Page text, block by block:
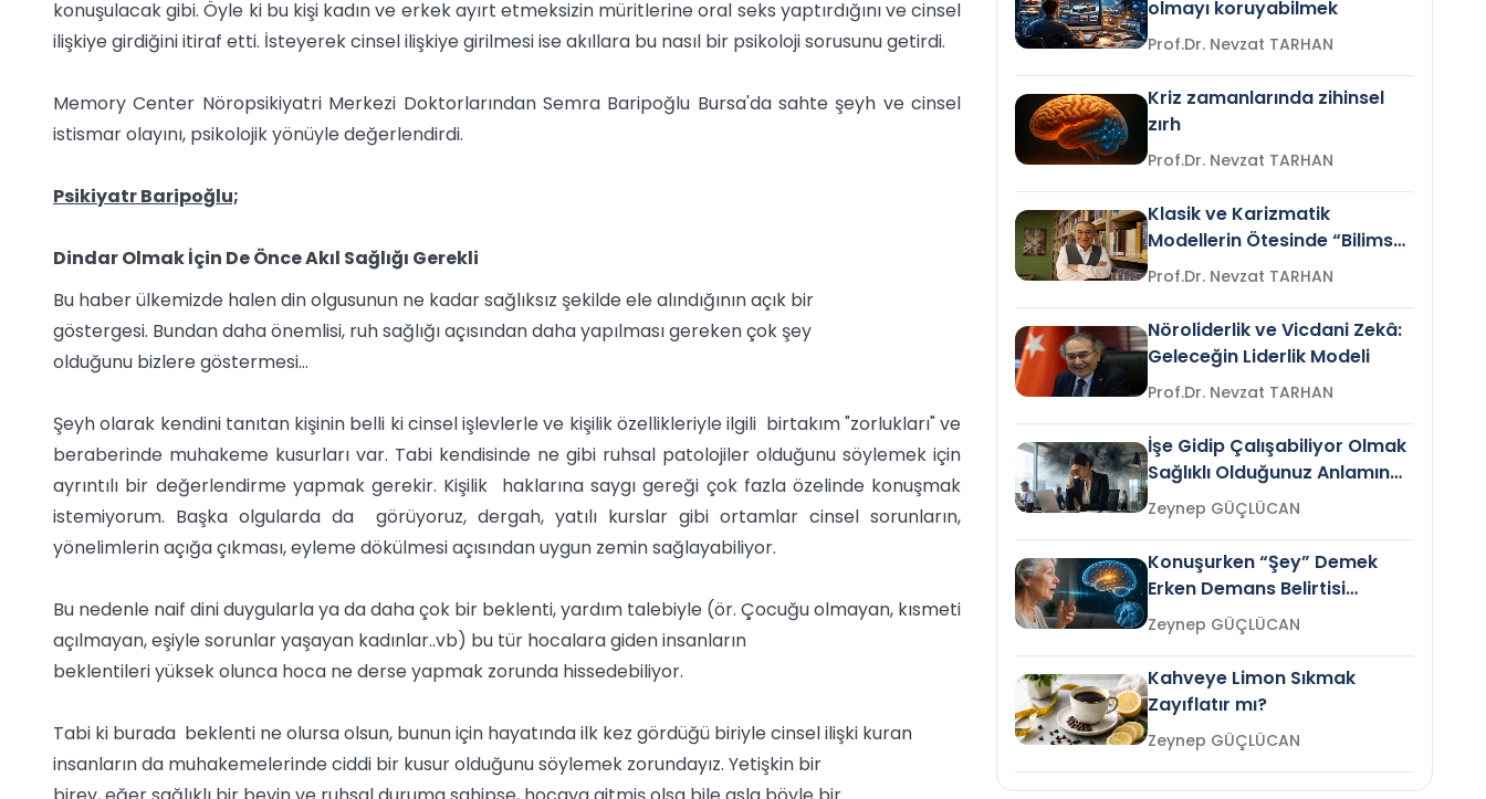
konuşulacak gibi. Öyle ki bu kişi kadın ve erkek ayırt etmeksizin müritlerine oral seks yaptırdığını ve cinsel
ilişkiye girdiğini itiraf etti. İsteyerek cinsel ilişkiye girilmesi ise akıllara bu nasıl bir psikoloji sorusunu getirdi.
Memory Center Nöropsikiyatri Merkezi Doktorlarından Semra Baripoğlu Bursa'da sahte şeyh ve cinsel
istismar olayını, psikolojik yönüyle değerlendirdi.
Psikiyatr Baripoğlu;
Dindar Olmak İçin De Önce Akıl Sağlığı Gerekli
Bu haber ülkemizde halen din olgusunun ne kadar sağlıksız şekilde ele alındığının açık bir
göstergesi. Bundan daha önemlisi, ruh sağlığı açısından daha yapılması gereken çok şey
olduğunu bizlere göstermesi…
Şeyh olarak kendini tanıtan kişinin belli ki cinsel işlevlerle ve kişilik özellikleriyle ilgili birtakım "zorlukları" ve
beraberinde muhakeme kusurları var. Tabi kendisinde ne gibi ruhsal patolojiler olduğunu söylemek için
ayrıntılı bir değerlendirme yapmak gerekir. Kişilik haklarına saygı gereği çok fazla özelinde konuşmak
istemiyorum. Başka olgularda da görüyoruz, dergah, yatılı kurslar gibi ortamlar cinsel sorunların,
yönelimlerin açığa çıkması, eyleme dökülmesi açısından uygun zemin sağlayabiliyor.
Bu nedenle naif dini duygularla ya da daha çok bir beklenti, yardım talebiyle (ör. Çocuğu olmayan, kısmeti
açılmayan, eşiyle sorunlar yaşayan kadınlar..vb) bu tür hocalara giden insanların
beklentileri yüksek olunca hoca ne derse yapmak zorunda hissedebiliyor.
Tabi ki burada beklenti ne olursa olsun, bunun için hayatında ilk kez gördüğü biriyle cinsel ilişki kuran
insanların da muhakemelerinde ciddi bir kusur olduğunu söylemek zorundayız. Yetişkin bir
olmayı koruyabilmek
Prof.Dr. Nevzat TARHAN
Kriz zamanlarında zihinsel
zırh
Prof.Dr. Nevzat TARHAN
Klasik ve Karizmatik
Modellerin Ötesinde “Bilimsel
Liderlik”
Prof.Dr. Nevzat TARHAN
Nöroliderlik ve Vicdani Zekâ:
Geleceğin Liderlik Modeli
Prof.Dr. Nevzat TARHAN
İşe Gidip Çalışabiliyor Olmak
Sağlıklı Olduğunuz Anlamına
Gelir mi?Zeynep GÜÇLÜCAN
Konuşurken “Şey” Demek
Erken Demans Belirtisi
Olabilir mi?Zeynep GÜÇLÜCAN
Kahveye Limon Sıkmak
Zayıflatır mı?
Zeynep GÜÇLÜCAN